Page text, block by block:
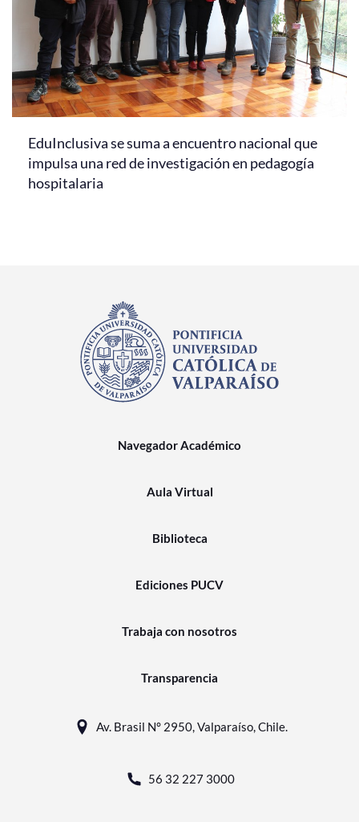
EduInclusiva se suma a encuentro nacional que
impulsa una red de investigación en pedagogía
hospitalaria
Navegador Académico
Aula Virtual
Biblioteca
Ediciones PUCV
Trabaja con nosotros
Transparencia
Av. Brasil N° 2950, Valparaíso, Chile.
56 32 227 3000